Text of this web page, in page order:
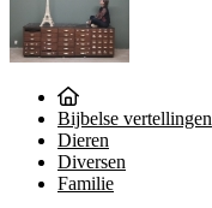
Bijbelse vertellingen
Dieren
Diversen
Familie